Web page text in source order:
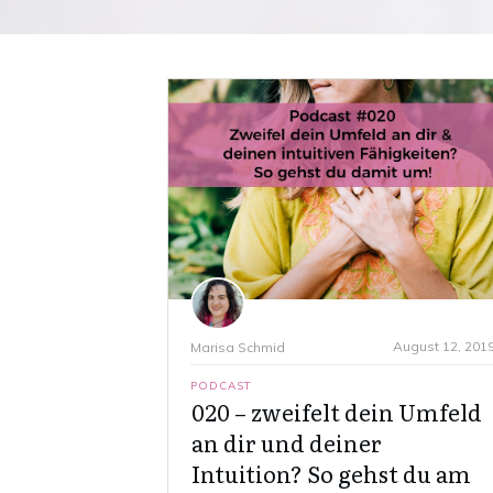
Marisa Schmid August 12,
PODCAST
020 – zweifelt dein Umfeld
an dir und deiner
Intuition? So gehst du am